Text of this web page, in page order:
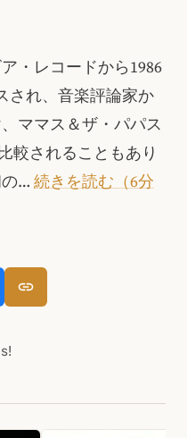
・レコードから1986
され、音楽評論家か
ママス＆ザ・パパス
較されることもあり
の… 続きを読む（6分